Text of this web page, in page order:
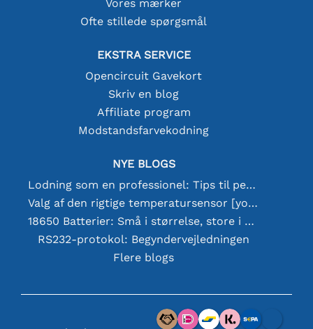
Vores mærker
Ofte stillede spørgsmål
EKSTRA SERVICE
Opencircuit Gavekort
Skriv en blog
Affiliate program
Modstandsfarvekodning
NYE BLOGS
Lodning som en professionel: Tips til perfekte elektroniske forbindelser
Valg af den rigtige temperatursensor [youtube]
18650 Batterier: Små i størrelse, store i ydeevne
RS232-protokol: Begyndervejledningen
Flere blogs